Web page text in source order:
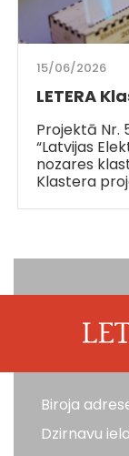
15/06/2026
LETERA
Projektā Nr.
“Latvijas
nozares
Klastera
Biroja
Dzirnavu iela